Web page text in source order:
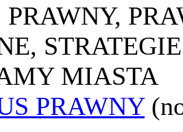
PRAWNY,
MIASTA
PRAWNY